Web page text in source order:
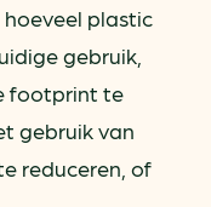
plastic
gebruik,
footprint te
gebruik van
reduceren, of